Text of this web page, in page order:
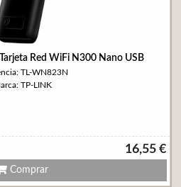
Red WiFi N300 Nano USB
TL-WN823N
TP-LINK
16,55 €
Comprar